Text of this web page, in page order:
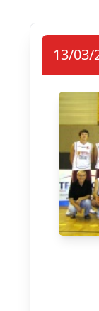
13/03/